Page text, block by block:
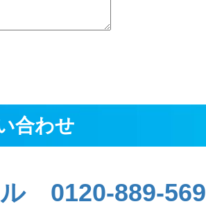
合わせ
0120-889-569